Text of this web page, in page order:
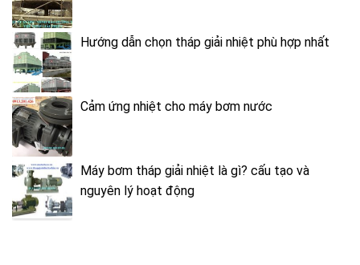
Hướng dẫn chọn tháp giải nhiệt phù hợp nhất
Cảm ứng nhiệt cho máy bơm nước
Máy bơm tháp giải nhiệt là gì? cấu tạo và
nguyên lý hoạt động